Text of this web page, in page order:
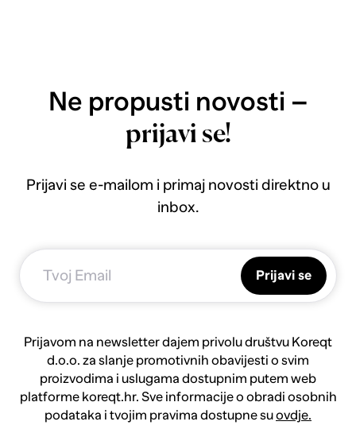
Ne propusti novosti –
prijavi se!
Prijavi se e-mailom i primaj novosti direktno u
inbox.
Prijavi se
Prijavom na newsletter dajem privolu društvu Koreqt
d.o.o. za slanje promotivnih obavijesti o svim
proizvodima i uslugama dostupnim putem web
platforme koreqt.hr. Sve informacije o obradi osobnih
podataka i tvojim pravima dostupne suovdje.